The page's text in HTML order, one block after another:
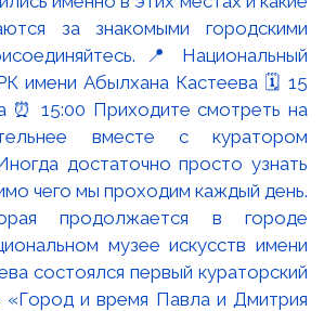
продолжается в городе
музее искусств имени
состоялся первый кураторский
«Город и время Павла и Дмитрия